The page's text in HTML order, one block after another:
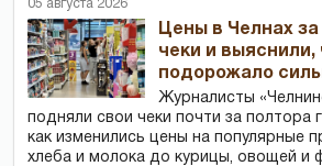
05 августа 2026
Цены в Челнах
чеки и выяснили,
подорожало
Журналисты
подняли свои чеки почти за полтора
как изменились цены на популярные
хлеба и молока до курицы, овощей и